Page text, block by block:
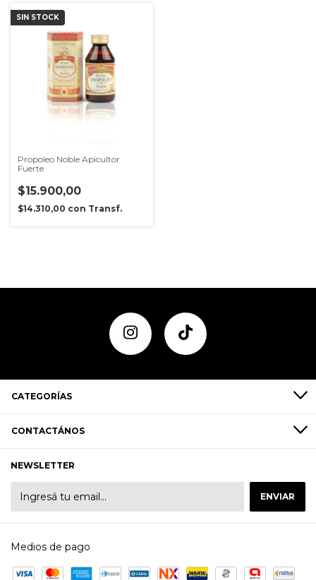
SIN STOCK
Propoleo Noble Apicultor
Fuerte
$15.900,00
$14.310,00 con Transf.
CATEGORÍAS
CONTACTÁNOS
NEWSLETTER
Medios de pago